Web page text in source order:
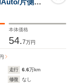
片側パ
ドライト/
ンドウ/パワ
本体価格
54.7万円
円
走行 6.6万km
修復
なし